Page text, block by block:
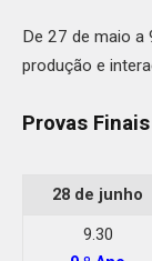
De 27 de maio
produção e
Provas
28 de junho
9.30